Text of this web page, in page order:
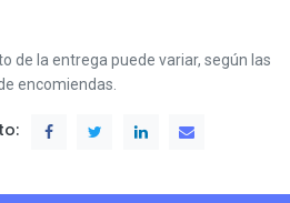
de la entrega puede variar, según las
encomiendas.